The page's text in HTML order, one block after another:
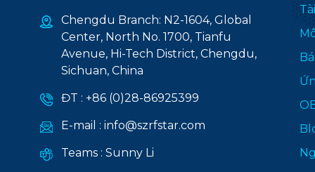
Chengdu Branch: N2-1604, Global
Center, North No. 1700, Tianfu
Avenue, Hi-Tech District, Chengdu,
Sichuan, China
ĐT : +86 (0)28-86925399
E-mail : info@szrfstar.com
Teams : Sunny Li